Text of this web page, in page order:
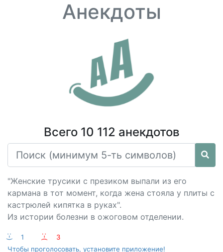
Анекдоты
Всего 10 112 анекдотов
"Женские трусики с презиком выпали из его
кармана в тот момент, когда жена стояла у плиты с
кастрюлей кипятка в руках".
Из истории болезни в ожоговом отделении.
:-) 1 :-(
3
Чтобы проголосовать, установите приложение!